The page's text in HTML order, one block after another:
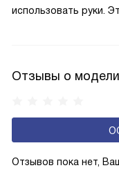
использовать руки.
холодильником,
управление, дверца
с мобильным
управлять
Отзывы о
Отзывов пока нет,